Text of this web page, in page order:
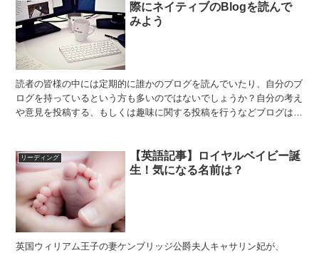
際にネイティブのBlogを読んで
みよう
読者の皆様の中には定期的に誰かのブログを読んでいたり、自分のブ
ログを持っているという方も多いのではないでしょうか？自分の考え
や意見を投稿する、もしくは趣味に関する投稿を行うなどブログは自
リーディング
【英語記事】ロイヤルベイビー誕
生！気になる名前は？
英国ウィリアム王子の妻ケンブリッジ公爵夫人キャサリン妃が、